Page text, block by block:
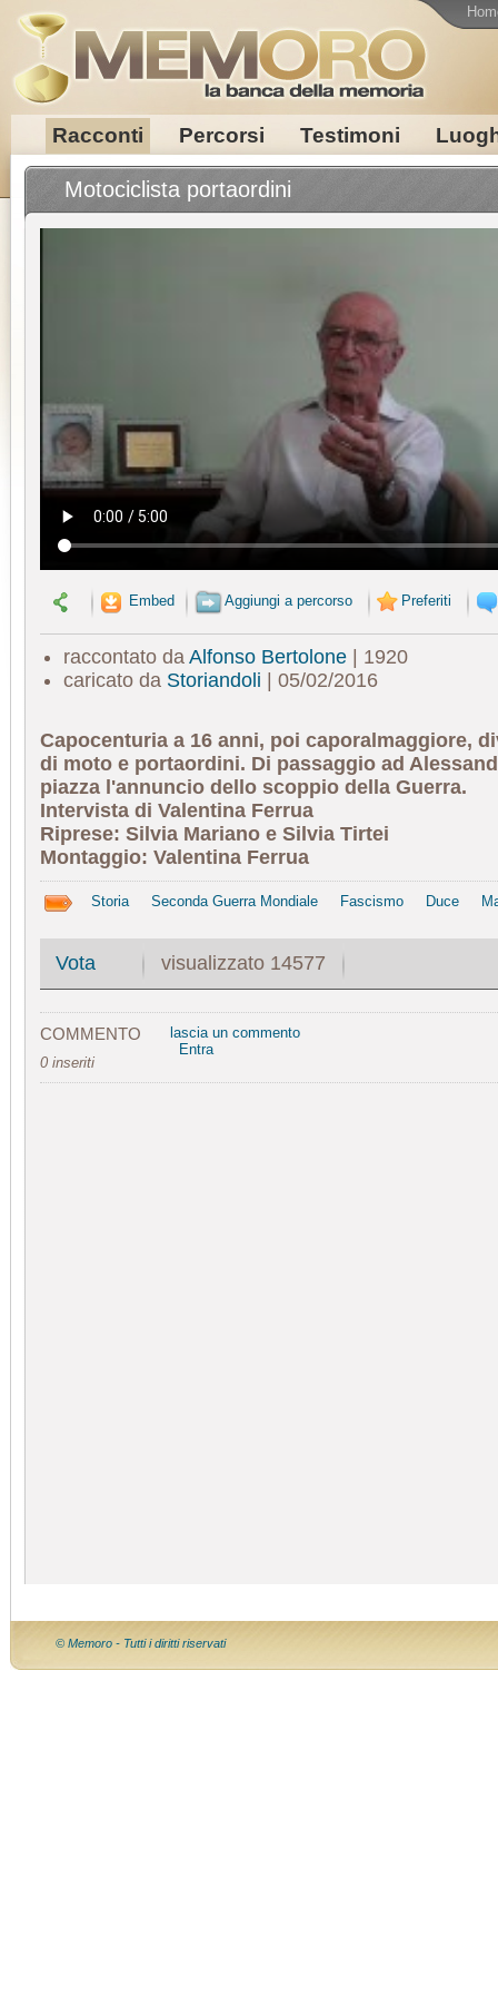
Racconti Percorsi Testimoni
Motociclista portaordini
Embed Aggiungi a percorso Preferiti
raccontato da Alfonso Bertolone| 1920
caricato da Storiandoli | 05/02/2016
Capocenturia a 16 anni, poi caporalmaggiore,
di moto e portaordini. Di passaggio ad
piazza l'annuncio dello scoppio della Guerra.
Intervista di Valentina Ferrua
Riprese: Silvia Mariano e Silvia Tirtei
Montaggio: Valentina Ferrua
Storia Seconda Guerra Mondiale Fascismo Duce
Vota visualizzato 14577
COMMENTO
0 inseriti
lascia un commento
Entra
© Memoro - Tutti i diritti riservati